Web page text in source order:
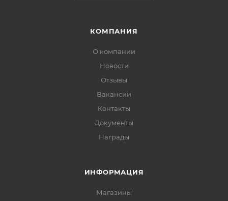
КОМПАНИЯ
О компании
Новости
Отзывы
Вакансии
Контакты
Документы
Награды
ИНФОРМАЦИЯ
Магазины